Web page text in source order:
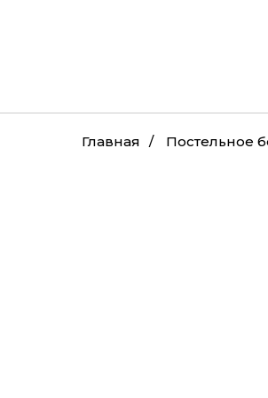
Главная / Постельное